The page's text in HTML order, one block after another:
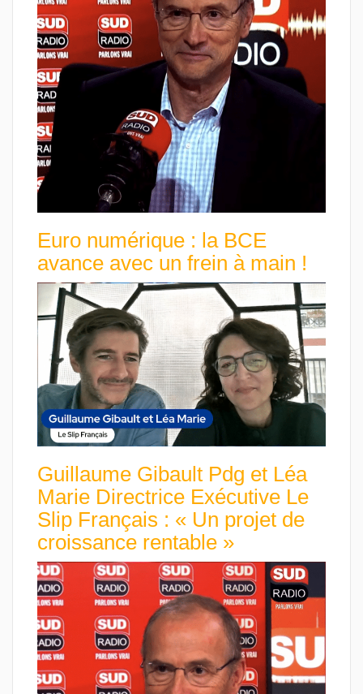
Euro numérique : la BCE
avance avec un frein à main !
Guillaume Gibault Pdg et Léa
Marie Directrice Exécutive Le
Slip Français : « Un projet de
croissance rentable »